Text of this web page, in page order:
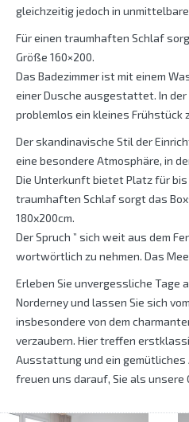
gleichzeitig jedoch in
Für einen traumhaften Schlaf
Größe 160×200.
Das Badezimmer ist mit einem
einer Dusche ausgestattet. In
problemlos ein kleines Frühstück
Der skandinavische Stil der
eine besondere Atmosphäre, in
Die Unterkunft bietet Platz für bis
traumhaften Schlaf sorgt das
180x200cm.
Der Spruch ” sich weit aus dem
wortwörtlich zu nehmen. Das
Erleben Sie unvergessliche Tage
Norderney und lassen Sie sich
insbesondere von dem
verzaubern. Hier treffen
Ausstattung und ein gemütliches
freuen uns darauf, Sie als